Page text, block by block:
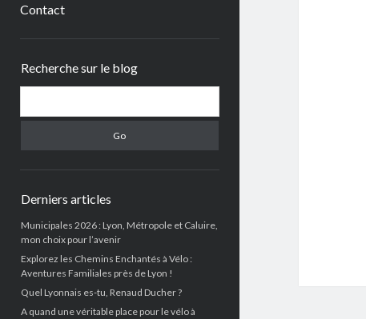
Contact
Recherche sur le blog
Derniers articles
Municipales 2026 : Lyon, Métropole et Caluire,
mon choix pour l’avenir
Explorez les Chemins Enchantés à Vélo :
Aventures Familiales près de Lyon !
Quel Lyonnais es-tu, Renaud Ducher ?
A quand une véritable place pour le vélo à